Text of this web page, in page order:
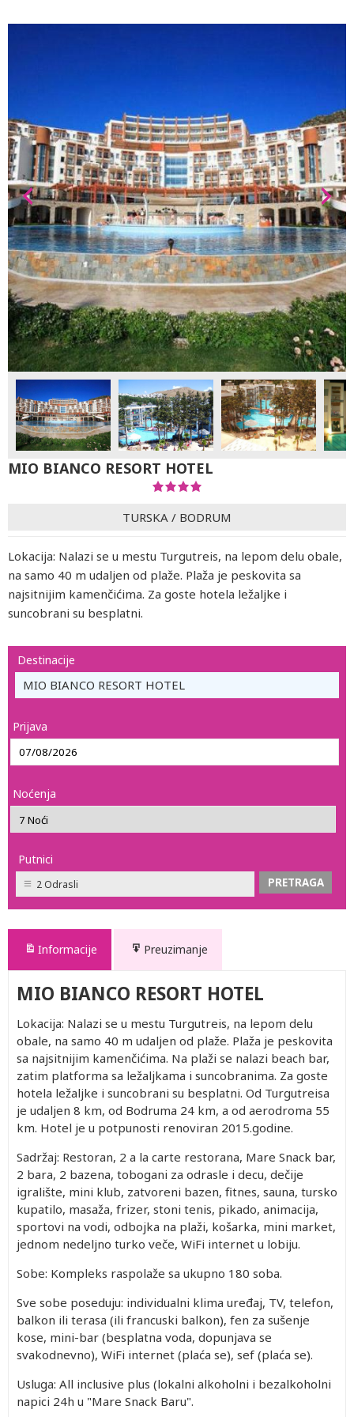
MIO BIANCO RESORT HOTEL
TURSKA / BODRUM
Lokacija: Nalazi se u mestu Turgutreis, na lepom delu obale,
na samo 40 m udaljen od plaže. Plaža je peskovita sa
najsitnijim kamenčićima. Za goste hotela ležaljke i
suncobrani su besplatni.
Destinacije
MIO BIANCO RESORT HOTEL
Prijava
Noćenja
Putnici
2 Odrasli
Informacije Preuzimanje
MIO BIANCO RESORT HOTEL
Lokacija: Nalazi se u mestu Turgutreis, na lepom delu
obale, na samo 40 m udaljen od plaže. Plaža je peskovita
sa najsitnijim kamenčićima. Na plaži se nalazi beach bar,
zatim platforma sa ležaljkama i suncobranima. Za goste
hotela ležaljke i suncobrani su besplatni. Od Turgutreisa
je udaljen 8 km, od Bodruma 24 km, a od aerodroma 55
km. Hotel je u potpunosti renoviran 2015.godine.
Sadržaj: Restoran, 2 a la carte restorana, Mare Snack bar,
2 bara, 2 bazena, tobogani za odrasle i decu, dečije
igralište, mini klub, zatvoreni bazen, fitnes, sauna, tursko
kupatilo, masaža, frizer, stoni tenis, pikado, animacija,
sportovi na vodi, odbojka na plaži, košarka, mini market,
jednom nedeljno turko veče, WiFi internet u lobiju.
Sobe: Kompleks raspolaže sa ukupno 180 soba.
Sve sobe poseduju: individualni klima uređaj, TV, telefon,
balkon ili terasa (ili francuski balkon), fen za sušenje
kose, mini-bar (besplatna voda, dopunjava se
svakodnevno), WiFi internet (plaća se), sef (plaća se).
Usluga: All inclusive plus (lokalni alkoholni i bezalkoholni
napici 24h u "Mare Snack Baru".